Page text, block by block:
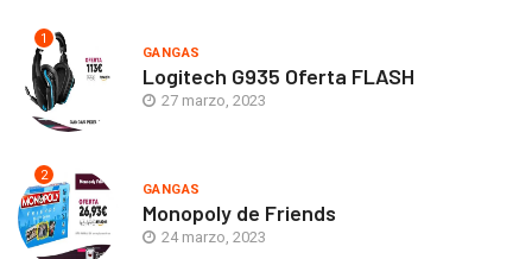
1
GANGAS
Logitech G935 Oferta FLASH
27 marzo, 2023
2
GANGAS
Monopoly de Friends
24 marzo, 2023